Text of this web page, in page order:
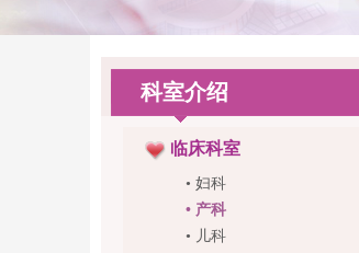
科室介绍
临床科室
• 妇科
• 产科
• 儿科